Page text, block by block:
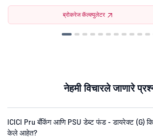
ब्रोकरेज कॅल्क्युलेटर
नेहमी विचारले जाणारे
ICICI Pru बँकिंग आणि PSU डेब्ट फंड - डायरेक्ट (G) किती
केले आहेत?